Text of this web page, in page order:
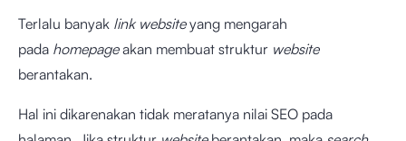
Terlalu banyak link websiteyang mengarah
pada homepageakan membuat struktur website
berantakan.
Hal ini dikarenakan tidak meratanya nilai SEO pada